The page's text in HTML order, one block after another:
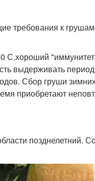
требования к
С.хороший
выдерживать
Сбор груши
приобретают
позднелетний.